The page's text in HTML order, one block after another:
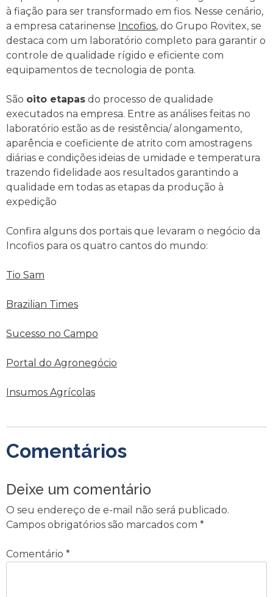
à fiação para ser transformado em fios. Nesse cenário,
a empresa catarinense Incofios, do Grupo Rovitex, se
destaca com um laboratório completo para garantir o
controle de qualidade rígido e eficiente com
equipamentos de tecnologia de ponta.
São oito etapas do processo de qualidade
executados na empresa. Entre as análises feitas no
laboratório estão as de resistência/ alongamento,
aparência e coeficiente de atrito com amostragens
diárias e condições ideias de umidade e temperatura
trazendo fidelidade aos resultados garantindo a
qualidade em todas as etapas da produção à
expedição
Confira alguns dos portais que levaram o negócio da
Incofios para os quatro cantos do mundo:
Tio Sam
Brazilian Times
Sucesso no Campo
Portal do Agronegócio
Insumos Agrícolas
Comentários
Deixe um comentário
O seu endereço de e-mail não será publicado.
Campos obrigatórios são marcados com *
Comentário *